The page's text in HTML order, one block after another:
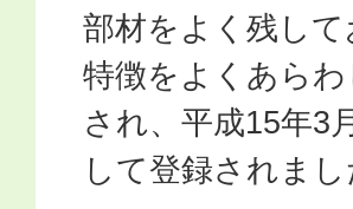
部材をよく残し
特徴をよくあら
され、平成15年3
して登録されまし